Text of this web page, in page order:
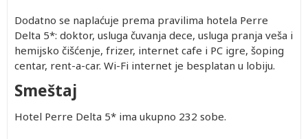
Dodatno se naplaćuje prema pravilima hotela Perre
Delta 5*: doktor, usluga čuvanja dece, usluga pranja veša i
hemijsko čišćenje, frizer, internet cafe i PC igre, šoping
centar, rent-a-car. Wi-Fi internet je besplatan u lobiju.
Smeštaj
Hotel Perre Delta 5* ima ukupno 232 sobe.
Drugo
11.99
(Prvo
402.00
Po
trokrevetnoj
1,282.00
Prvo
Besplatno
Prvo
402.00
Po
1,232.00
Single
2,902.00